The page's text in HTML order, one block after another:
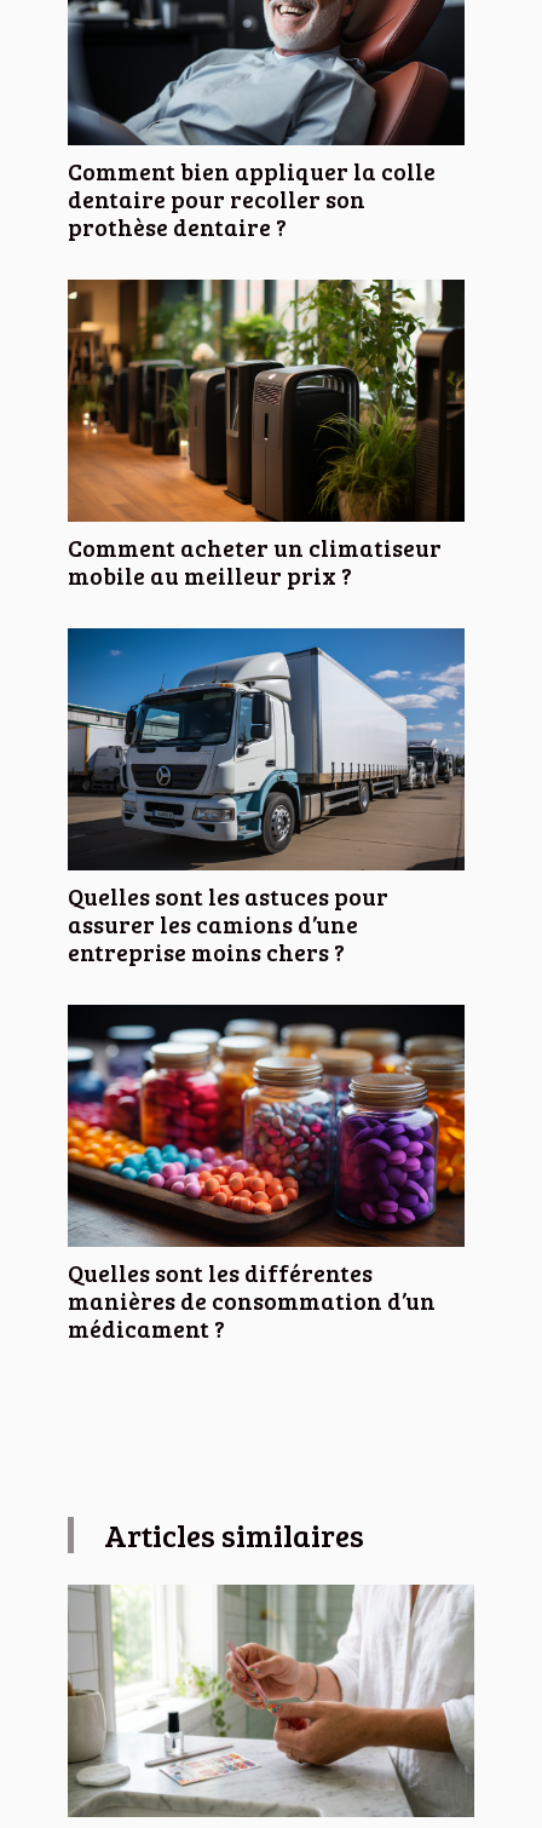
Comment bien appliquer la colle
dentaire pour recoller son
prothèse dentaire ?
Comment acheter un climatiseur
mobile au meilleur prix ?
Quelles sont les astuces pour
assurer les camions d’une
entreprise moins chers ?
Quelles sont les différentes
manières de consommation d’un
médicament ?
Articles similaires